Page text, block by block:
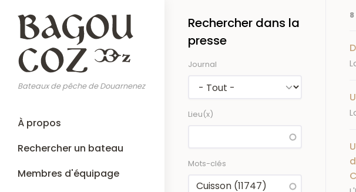
contenu
principal
Bateaux de pêche de Douarnenez
Main
navigation
À propos
Rechercher un bateau
Membres d'équipage
Rechercher dans la
presse
Journal
Lieu(x)
Mots-clés
8